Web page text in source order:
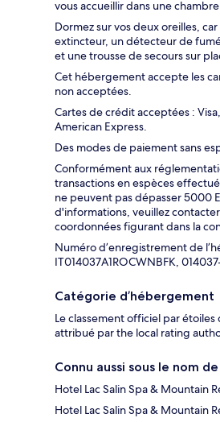
vous accueillir dans une
Dormez sur vos deux oreilles,
extincteur, un détecteur de
et une trousse de secours sur
Cet hébergement accepte les
non acceptées.
Cartes de crédit acceptées :
American Express.
Des modes de paiement sans
Conformément aux
transactions en espèces
ne peuvent pas dépasser 5000
d'informations, veuillez
coordonnées figurant dans la
Numéro d’enregistrement de
IT014037A1ROCWNBFK,
Catégorie d’hébergement
Le classement officiel par
attribué par the local rating
Connu aussi sous le nom de
Hotel Lac Salin Spa & Mountain
Hotel Lac Salin Spa & Mountain